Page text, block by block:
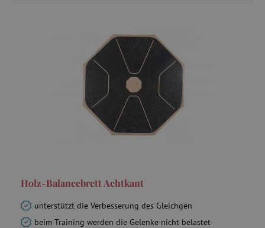
Holz-Balancebrett Achtkant
unterstützt die Verbesserung des Gleichgen
beim Training werden die Gelenke nicht belastet